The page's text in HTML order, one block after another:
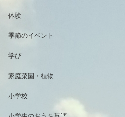
体験
季節のイベント
学び
家庭菜園・植物
小学校